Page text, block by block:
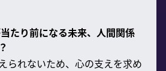
たり前になる未来、人間関係
られないため、心の支えを求め